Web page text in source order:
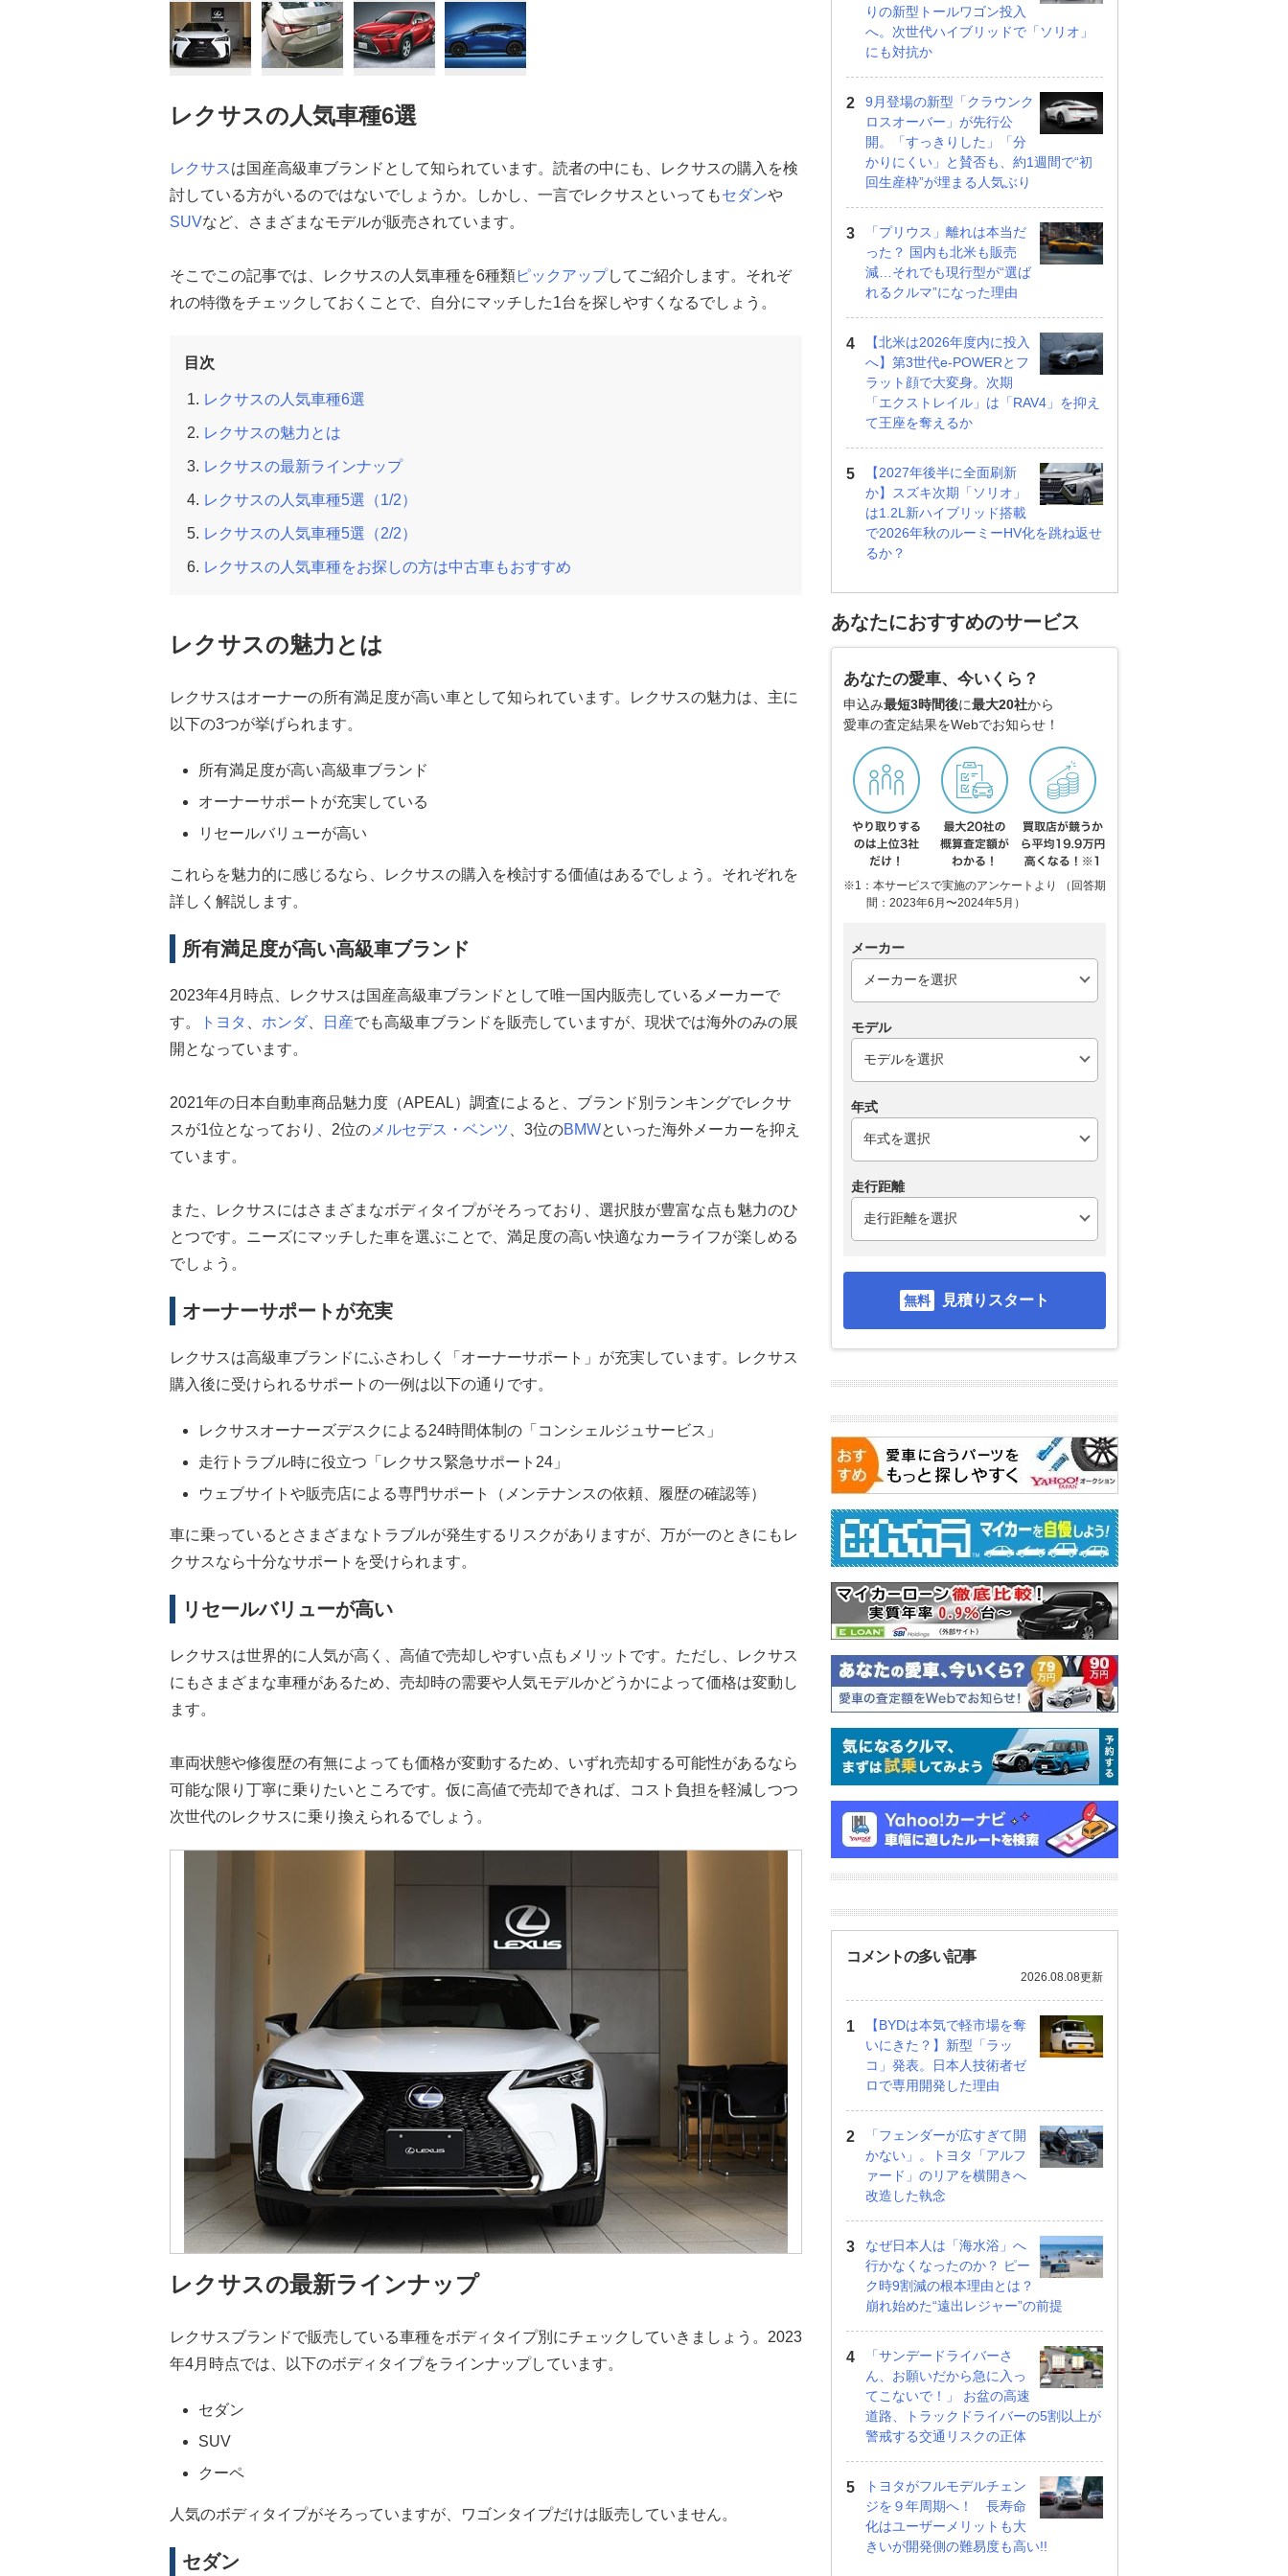
レクサスの人気車種6選
レクサス は国産高級車ブランドとして知られています。読者の中にも、レクサスの購入を検
討している方がいるのではないでしょうか。しかし、一言でレクサスといってもセダンや
SUVなど、さまざまなモデルが販売されています。
そこでこの記事では、レクサスの人気車種を6種類ピックアップしてご紹介します。それぞ
れの特徴をチェックしておくことで、自分にマッチした1台を探しやすくなるでしょう。
目次
レクサスの人気車種6選
レクサスの魅力とは
レクサスの最新ラインナップ
レクサスの人気車種5選（1/2）
レクサスの人気車種5選（2/2）
レクサスの人気車種をお探しの方は中古車もおすすめ
レクサスの魅力とは
レクサスはオーナーの所有満足度が高い車として知られています。レクサスの魅力は、主に
以下の3つが挙げられます。
所有満足度が高い高級車ブランド
オーナーサポートが充実している
リセールバリューが高い
これらを魅力的に感じるなら、レクサスの購入を検討する価値はあるでしょう。それぞれを
詳しく解説します。
所有満足度が高い高級車ブランド
2023年4月時点、レクサスは国産高級車ブランドとして唯一国内販売しているメーカーで
す。
トヨタ ホンダ 日産でも高級車ブランドを販売していますが、現状では海外のみの展
開となっています。
2021年の日本自動車商品魅力度（APEAL）調査によると、ブランド別ランキングでレクサ
スが1位となっており、2位の メルセデス・ベンツ 、3位のBMWといった海外メーカーを抑え
ています。
また、レクサスにはさまざまなボディタイプがそろっており、選択肢が豊富な点も魅力のひ
とつです。ニーズにマッチした車を選ぶことで、満足度の高い快適なカーライフが楽しめる
でしょう。
オーナーサポートが充実
レクサスは高級車ブランドにふさわしく「オーナーサポート」が充実しています。レクサス
購入後に受けられるサポートの一例は以下の通りです。
レクサスオーナーズデスクによる24時間体制の「コンシェルジュサービス」
走行トラブル時に役立つ「レクサス緊急サポート24」
ウェブサイトや販売店による専門サポート（メンテナンスの依頼、履歴の確認等）
車に乗っているとさまざまなトラブルが発生するリスクがありますが、万が一のときにもレ
クサスなら十分なサポートを受けられます。
リセールバリューが高い
レクサスは世界的に人気が高く、高値で売却しやすい点もメリットです。ただし、レクサス
にもさまざまな車種があるため、売却時の需要や人気モデルかどうかによって価格は変動し
ます。
車両状態や修復歴の有無によっても価格が変動するため、いずれ売却する可能性があるなら
可能な限り丁寧に乗りたいところです。仮に高値で売却できれば、コスト負担を軽減しつつ
次世代のレクサスに乗り換えられるでしょう。
レクサスの最新ラインナップ
レクサスブランドで販売している車種をボディタイプ別にチェックしていきましょう。2023
年4月時点では、以下のボディタイプをラインナップしています。
セダン
SUV
クーペ
人気のボディタイプがそろっていますが、ワゴンタイプだけは販売していません。
セダン
りの新型トールワゴン投入
へ。次世代ハイブリッドで「ソリオ」
にも対抗か
9月登場の新型「クラウンク
ロスオーバー」が先行公
開。「すっきりした」「分
かりにくい」と賛否も、約1週間で“初
回生産枠”が埋まる人気ぶり
「プリウス」離れは本当だ
った？ 国内も北米も販売
減…それでも現行型が“選ば
れるクルマ”になった理由
【北米は2026年度内に投入
へ】第3世代e-POWERとフ
ラット顔で大変身。次期
「エクストレイル」は「RAV4」を抑え
て王座を奪えるか
【2027年後半に全面刷新
か】スズキ次期「ソリオ」
は1.2L新ハイブリッド搭載
で2026年秋のルーミーHV化を跳ね返せ
るか？
あなたにおすすめのサービス
あなたの愛車、今いくら？
申込み最短3時間後に最大20社から
愛車の査定結果をWebでお知らせ！
※1：本サービスで実施のアンケートより （回答期
間：2023年6月〜2024年5月）
メーカー
モデル
年式
走行距離
見積りスタート
コメントの多い記事
2026.08.08更新
【BYDは本気で軽市場を奪
いにきた？】新型「ラッ
コ」発表。日本人技術者ゼ
ロで専用開発した理由
「フェンダーが広すぎて開
かない」。トヨタ「アルフ
ァード」のリアを横開きへ
改造した執念
なぜ日本人は「海水浴」へ
行かなくなったのか？ ピー
ク時9割減の根本理由とは？
崩れ始めた“遠出レジャー”の前提
「サンデードライバーさ
ん、お願いだから急に入っ
てこないで！」 お盆の高速
道路、トラックドライバーの5割以上が
警戒する交通リスクの正体
トヨタがフルモデルチェン
ジを９年周期へ！ 長寿命
化はユーザーメリットも大
きいが開発側の難易度も高い!!